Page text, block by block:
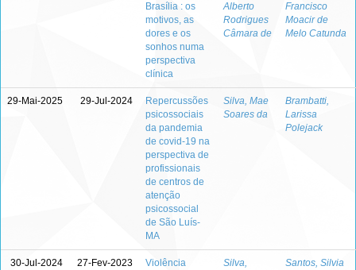
Brasília : os
motivos, as
dores e os
sonhos numa
perspectiva
clínica
Alberto
Rodrigues
Câmara de
Francisco
Moacir de
Melo Catunda
29-Mai-2025 29-Jul-2024
Repercussões
psicossociais
da pandemia
de covid-19 na
perspectiva de
profissionais
de centros de
atenção
psicossocial
de São Luís-
MA
Silva, Mae
Soares da
Brambatti,
Larissa
Polejack
30-Jul-2024 27-Fev-2023
Violência
Silva,
Santos, Silvia